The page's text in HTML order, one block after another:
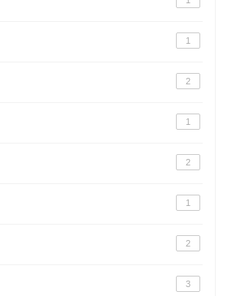
1
2
1
2
1
2
3